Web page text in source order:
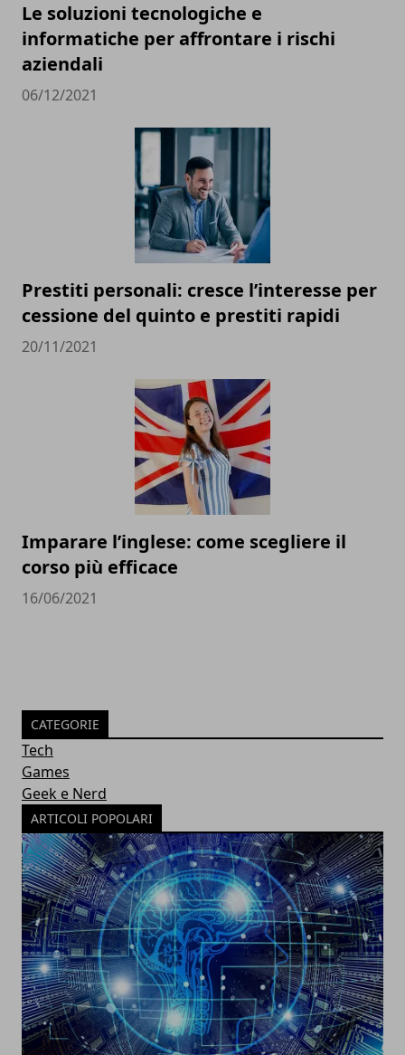
Le soluzioni tecnologiche e
informatiche per affrontare i rischi
aziendali
06/12/2021
Prestiti personali: cresce l’interesse per
cessione del quinto e prestiti rapidi
20/11/2021
Imparare l’inglese: come scegliere il
corso più efficace
16/06/2021
CATEGORIE
Tech
Games
Geek e Nerd
ARTICOLI POPOLARI